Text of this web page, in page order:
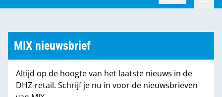
DHZ Sessie
Marktcijfers
Partners
MIX nieuwsbrief
Altijd op de hoogte van het laatste nieuws in de
DHZ-retail. Schrijf je nu in voor de nieuwsbrieven